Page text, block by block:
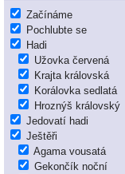
Začínáme
Pochlubte se
Hadi
Užovka červená
Krajta královská
Korálovka sedlatá
Hroznýš královský
Jedovatí hadi
Ještěři
Agama vousatá
Gekončík noční